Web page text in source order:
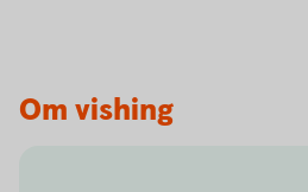
Om vishing